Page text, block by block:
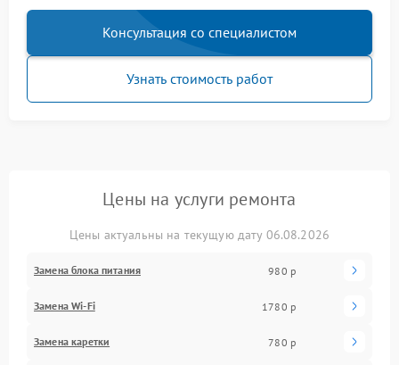
Консультация со специалистом
Узнать стоимость работ
Цены на услуги ремонта
Цены актуальны на текущую дату 06.08.2026
Замена блока питания 980 р
Замена Wi-Fi 1780 р
Замена каретки 780 р